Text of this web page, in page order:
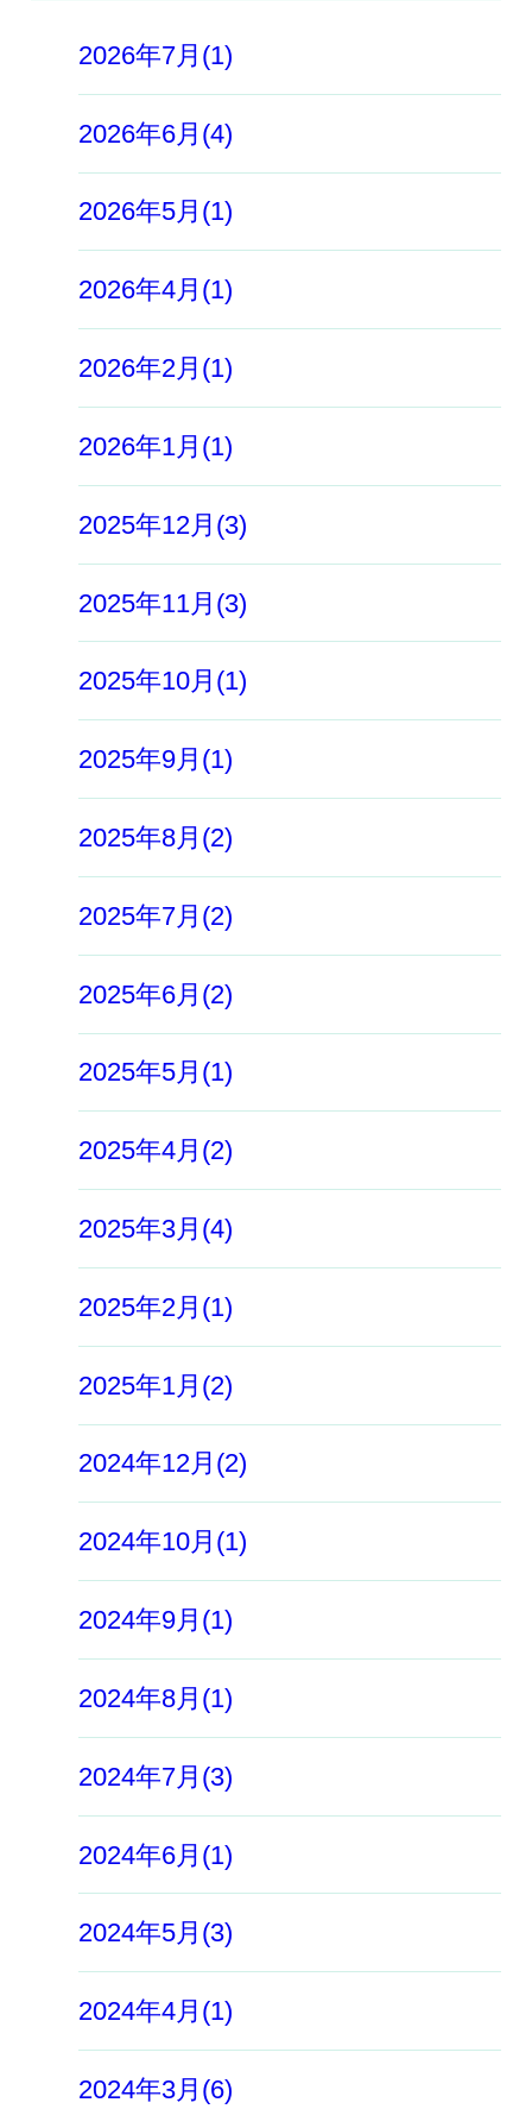
2026年7月(1)
2026年6月(4)
2026年5月(1)
2026年4月(1)
2026年2月(1)
2026年1月(1)
2025年12月(3)
2025年11月(3)
2025年10月(1)
2025年9月(1)
2025年8月(2)
2025年7月(2)
2025年6月(2)
2025年5月(1)
2025年4月(2)
2025年3月(4)
2025年2月(1)
2025年1月(2)
2024年12月(2)
2024年10月(1)
2024年9月(1)
2024年8月(1)
2024年7月(3)
2024年6月(1)
2024年5月(3)
2024年4月(1)
2024年3月(6)